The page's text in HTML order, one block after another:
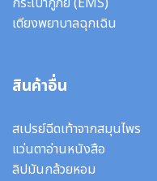
เตียงพยาบาลฉุกเฉิน
สินค้าอื่น
สเปรย์ฉีดเท้าจากสมุนไพร
แว่นตาอ่านหนังสือ
ลิปมันกล้วยหอม